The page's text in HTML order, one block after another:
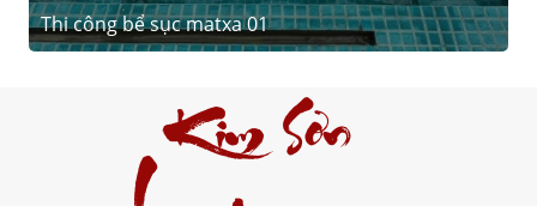
Thi công bể sục matxa 01
Kim Sơn